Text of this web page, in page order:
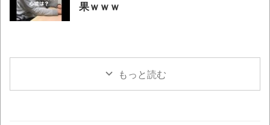
果ｗｗｗ
もっと読む